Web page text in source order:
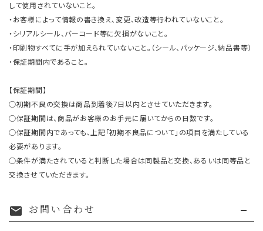
して使用されていないこと。
・お客様によって情報の書き換え、変更、改造等行われていないこと。
・シリアルシール、バーコード等に欠損がないこと。
・印刷物すべてに手が加えられていないこと。（シール、パッケージ、納品書等）
・保証期間内であること。
【保証期間】
○初期不良の交換は商品到着後7日以内とさせていただきます。
○保証期間は、商品がお客様のお手元に届いてからの日数です。
○保証期間内であっても、上記「初期不良品について」の項目を満たしている
必要があります。
○条件が満たされていると判断した場合は同製品と交換、あるいは同等品と
交換させていただきます。
mail お問い合わせ